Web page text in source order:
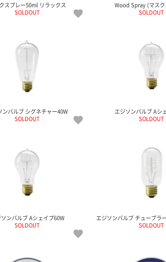
スプレー50ml リラックス
SOLDOUT
Wood Spray (マスク
SOLDOUT
ンバルブ シグネチャー40W
SOLDOUT
エジソンバルブ Aシ
SOLDOUT
ソンバルブ Aシェイプ60W
SOLDOUT
エジソンバルブ チューブラ
SOLDOUT